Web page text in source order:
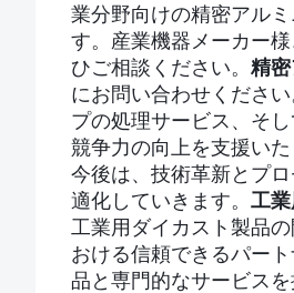
業分野向けの精密アル
す。産業機器メーカー
ひご相談ください。 精
にお問い合わせくださ
プの処理サービス、そ
競争力の向上を支援いた
今後は、技術革新とプ
適化していきます。 工
工業用ダイカスト製品
おける信頼できるパー
品と専門的なサービス